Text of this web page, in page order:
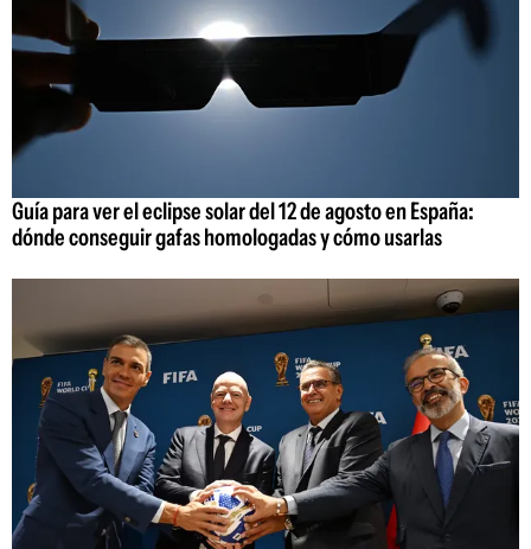
Guía para ver el eclipse solar del 12 de agosto en España:
dónde conseguir gafas homologadas y cómo usarlas